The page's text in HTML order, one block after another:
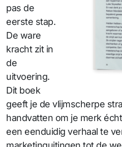
pas de
eerste stap.
De ware
kracht zit in
de
uitvoering.
Dit boek
geeft je de vlijmscherpe
handvatten om je merk
een eenduidig verhaal te